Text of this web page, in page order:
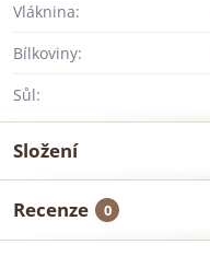
Vláknina:
Bílkoviny:
Sůl:
Složení
Recenze 0